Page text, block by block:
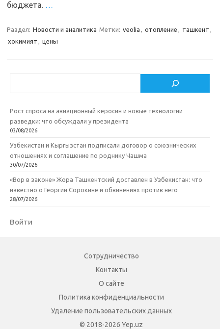
бюджета. …
Раздел: Новости и аналитика Метки: veolia , отопление , ташкент ,
хокимият , цены
Рост спроса на авиационный керосин и новые технологии
разведки: что обсуждали у президента
03/08/2026
Узбекистан и Кыргызстан подписали договор о союзнических
отношениях и соглашение по роднику Чашма
30/07/2026
«Вор в законе» Жора Ташкентский доставлен в Узбекистан: что
известно о Георгии Сорокине и обвинениях против него
28/07/2026
Войти
Сотрудничество
Контакты
О сайте
Политика конфиденциальности
Удаление пользовательских данных
© 2018-2026 Yep.uz